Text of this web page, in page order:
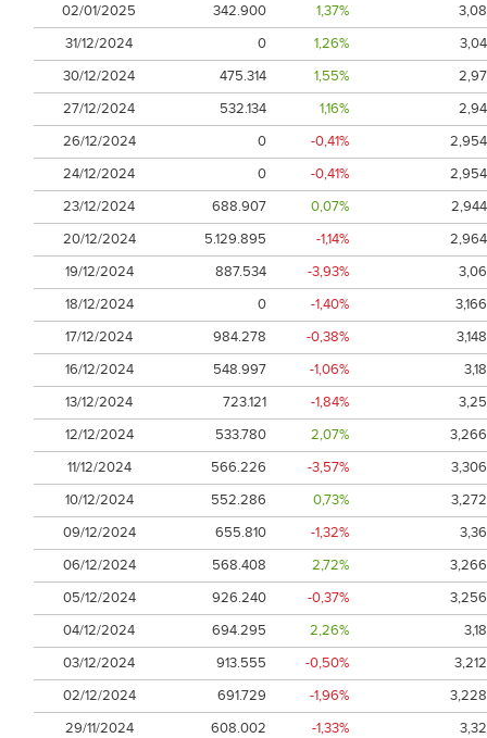
02/01/2025
342.900 1,37%
3,08
31/12/2024
0 1,26%
3,04
30/12/2024
475.314 1,55%
2,97
27/12/2024
532.134 1,16%
2,94
26/12/2024
0 -0,41%
2,954
24/12/2024
0 -0,41%
2,954
23/12/2024
688.907 0,07%
2,944
20/12/2024
5.129.895 -1,14%
2,964
19/12/2024
887.534 -3,93%
3,06
18/12/2024
0 -1,40%
3,166
17/12/2024
984.278 -0,38%
3,148
16/12/2024
548.997 -1,06%
3,18
13/12/2024
723.121 -1,84%
3,25
12/12/2024
533.780 2,07%
3,266
11/12/2024
566.226 -3,57%
3,306
10/12/2024
552.286 0,73%
3,272
09/12/2024
655.810 -1,32%
3,36
06/12/2024
568.408 2,72%
3,266
05/12/2024
926.240 -0,37%
3,256
04/12/2024
694.295 2,26%
3,18
03/12/2024
913.555 -0,50%
3,212
02/12/2024
691.729 -1,96%
3,228
29/11/2024
608.002 -1,33%
3,32